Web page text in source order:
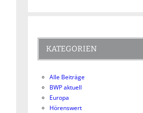
KATEGORIEN
Alle Beiträge
BWP aktuell
Europa
Hörenswert